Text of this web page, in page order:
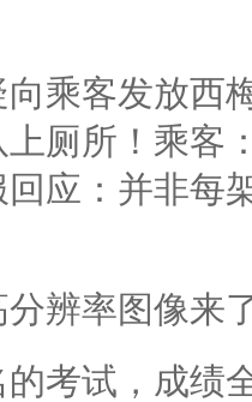
乘客发放西
厕所！乘客
应：并非每
辨率图像来
考试，成绩